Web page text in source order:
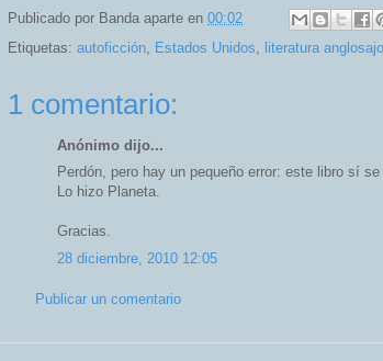
Publicado por Banda aparte en 00:02
Etiquetas: autoficción Estados Unidos literatura
1 comentario:
Anónimo dijo...
Perdón, pero hay un pequeño error: este libro sí
Lo hizo Planeta.
Gracias.
28 diciembre, 2010 12:05
Publicar un comentario